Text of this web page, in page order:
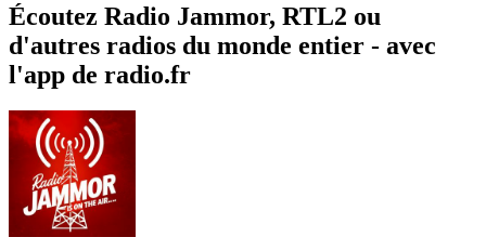
Écoutez Radio Jammor, RTL2 ou
d'autres radios du monde entier - avec
l'app de radio.fr